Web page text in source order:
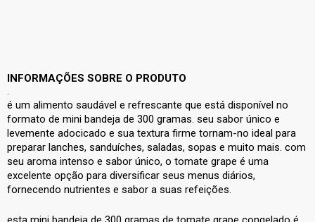
INFORMAÇÕES SOBRE O PRODUTO
.
é um alimento saudável e refrescante que está disponível no
formato de mini bandeja de 300 gramas. seu sabor único e
levemente adocicado e sua textura firme tornam-no ideal para
preparar lanches, sanduíches, saladas, sopas e muito mais. com
seu aroma intenso e sabor único, o tomate grape é uma
excelente opção para diversificar seus menus diários,
fornecendo nutrientes e sabor a suas refeições.